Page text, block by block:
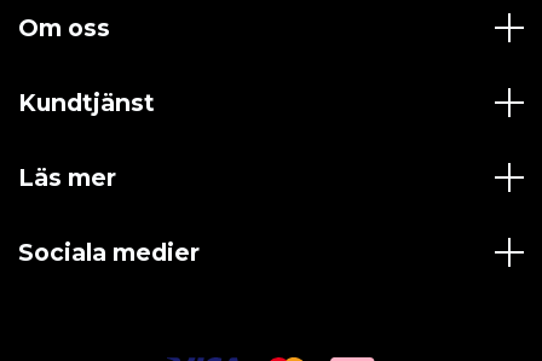
Om oss
Kundtjänst
Läs mer
Sociala medier